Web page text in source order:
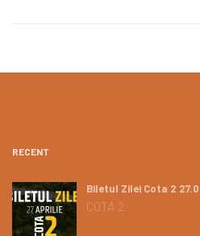
RECENT
Biletul Zilei Cota 2
COTA 2